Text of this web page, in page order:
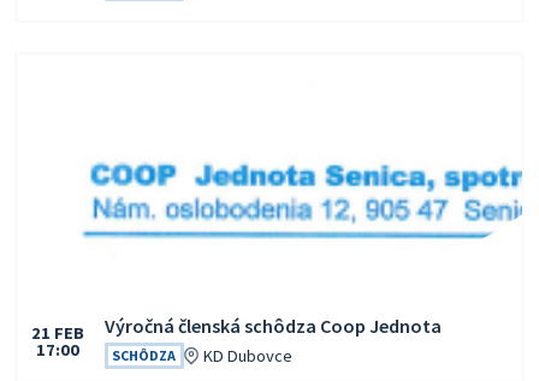
Výročná členská schôdza Coop Jednota
SCHÔDZA Miesto:
KD Dubovce
Čas:
21 FEB
17:00